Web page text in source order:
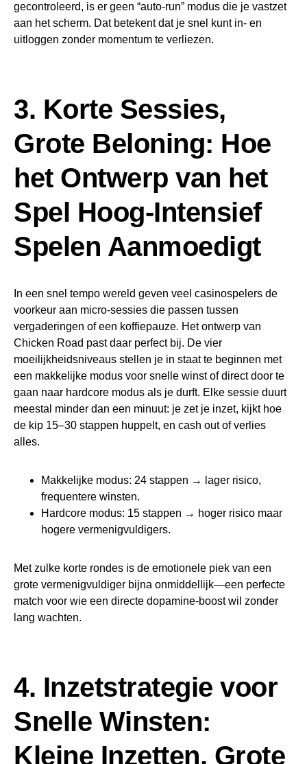
gecontroleerd, is er geen “auto‑run” modus die je vastzet
aan het scherm. Dat betekent dat je snel kunt in- en
uitloggen zonder momentum te verliezen.
3. Korte Sessies,
Grote Beloning: Hoe
het Ontwerp van het
Spel Hoog‑Intensief
Spelen Aanmoedigt
In een snel tempo wereld geven veel casinospelers de
voorkeur aan micro‑sessies die passen tussen
vergaderingen of een koffiepauze. Het ontwerp van
Chicken Road past daar perfect bij. De vier
moeilijkheidsniveaus stellen je in staat te beginnen met
een makkelijke modus voor snelle winst of direct door te
gaan naar hardcore modus als je durft. Elke sessie duurt
meestal minder dan een minuut: je zet je inzet, kijkt hoe
de kip 15–30 stappen huppelt, en cash out of verlies
alles.
Makkelijke modus: 24 stappen → lager risico,
frequentere winsten.
Hardcore modus: 15 stappen → hoger risico maar
hogere vermenigvuldigers.
Met zulke korte rondes is de emotionele piek van een
grote vermenigvuldiger bijna onmiddellijk—een perfecte
match voor wie een directe dopamine‑boost wil zonder
lang wachten.
4. Inzetstrategie voor
Snelle Winsten:
Kleine Inzetten, Grote